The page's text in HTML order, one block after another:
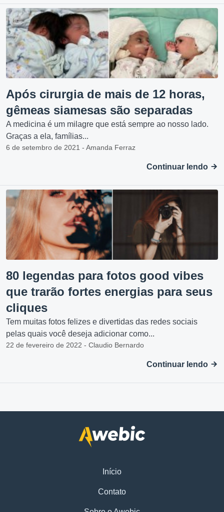
Após cirurgia de mais de 12 horas,
gêmeas siamesas são separadas
A medicina é um milagre que está sempre ao nosso lado.
Graças a ela, famílias...
6 de setembro de 2021 - Amanda Ferraz
Continuar lendo
80 legendas para fotos good vibes
que trarão fortes energias para seus
cliques
Tem muitas fotos felizes e divertidas das redes sociais
pelas quais você deseja adicionar como...
22 de fevereiro de 2022 - Claudio Bernardo
Continuar lendo
Início
Contato